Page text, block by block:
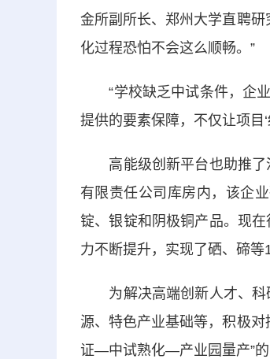
金所副所长、郑州大学直聘
化过程恐怕不会这么顺畅。”
“学校缺乏中试条件，企业
提供的要素保障，不仅让项目‘
高能级创新平台也助推了
有限责任公司库房内，该企
锭、银锭和阴极铜产品。现
力不断提升，实现了硒、碲
为解决高端创新人才、科
源、特色产业基础等，积极
证—中试熟化—产业园量产”的